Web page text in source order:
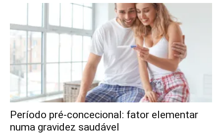
Período pré-concecional: fator elementar
numa gravidez saudável